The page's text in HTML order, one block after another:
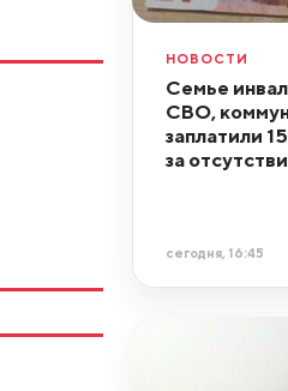
НОВОСТИ
Семье
СВО,
заплатили
за
сегодня, 16:45